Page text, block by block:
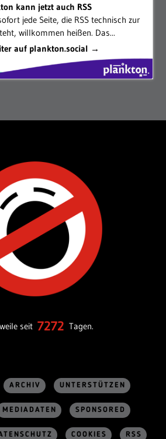
kann jetzt auch RSS
jede Seite, die RSS technisch zur
willkommen heißen. Das...
auf plankton.social →
seit 7272 Tagen.
ARCHIV UNTERSTÜTZEN
MEDIADATEN SPONSORED
COOKIES RSS